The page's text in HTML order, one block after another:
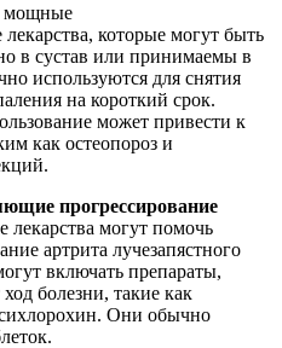
мощные
которые могут быть
в сустав или принимаемы в
используются для снятия
на короткий срок.
может привести к
как остеопороз и
прогрессирование
лекарства могут помочь
артрита лучезапястного
включать препараты,
болезни, такие как
Они обычно